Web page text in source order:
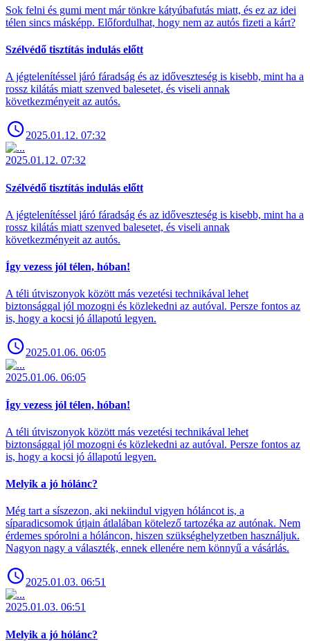
Sok felni és gumi ment már tönkre kátyúbafutás miatt, és ez az idei
télen sincs másképp. Előfordulhat, hogy nem az autós fizeti a kárt?
Szélvédő tisztítás indulás előtt
A jégtelenítéssel járó fáradság és az időveszteség is kisebb, mint ha a
rossz kilátás miatt szenved balesetet, és viseli annak
következményeit az autós.
2025.01.12. 07:32
2025.01.12. 07:32
Szélvédő tisztítás indulás előtt
A jégtelenítéssel járó fáradság és az időveszteség is kisebb, mint ha a
rossz kilátás miatt szenved balesetet, és viseli annak
következményeit az autós.
Így vezess jól télen, hóban!
A téli útviszonyok között más vezetési technikával lehet
biztonsággal jól mozogni és közlekedni az autóval. Persze fontos az
is, hogy a kocsi jó állapotú legyen.
2025.01.06. 06:05
2025.01.06. 06:05
Így vezess jól télen, hóban!
A téli útviszonyok között más vezetési technikával lehet
biztonsággal jól mozogni és közlekedni az autóval. Persze fontos az
is, hogy a kocsi jó állapotú legyen.
Melyik a jó hólánc?
Még tart a síszezon, aki nekiindul vigyen hóláncot is, a
síparadicsomok útjain átlalában kötelező tartozéka az autónak. Nem
érdemes spórolni a hóláncon, hiszen szükséghelyzetben használjuk.
Nagyon nagy a választék, ennek ellenére nem könnyű a vásárlás.
2025.01.03. 06:51
2025.01.03. 06:51
Melyik a jó hólánc?